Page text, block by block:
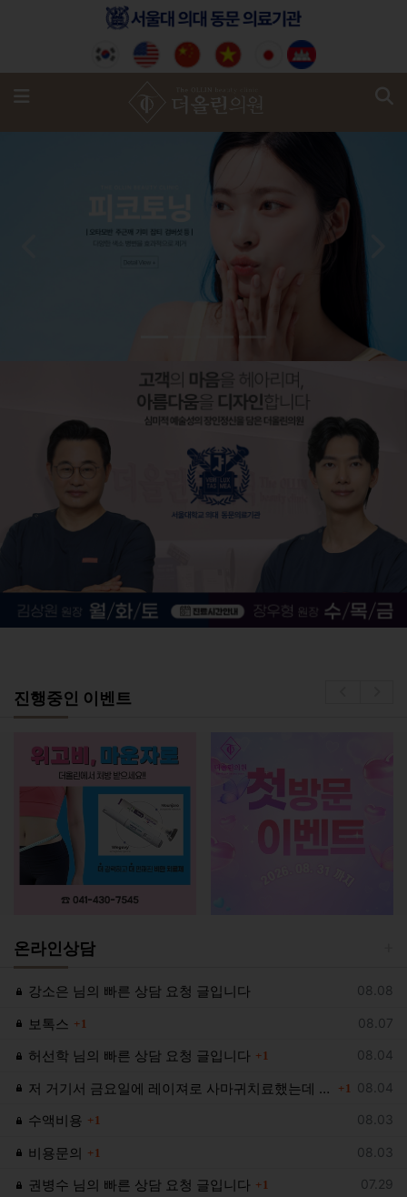
진행중인 이벤트
온라인상담
등록일
08.08
강소은 님의 빠른 상담 요청 글입니다
등록일
08.07
보톡스 1
등록일
08.04
허선학 님의 빠른 상담 요청 글입니다 1
등록일
08.04
저 거기서 금요일에 레이져로 사마귀치료했는데 걱정되요 1
등록일
08.03
수액비용 1
등록일
08.03
비용문의 1
등록일
07.29
권병수 님의 빠른 상담 요청 글입니다 1